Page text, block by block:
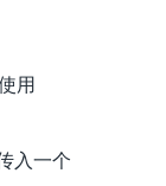
用
入一个